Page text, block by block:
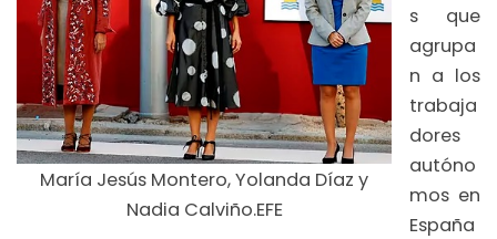
María Jesús Montero, Yolanda Díaz y
Nadia Calviño.EFE
s que
agrupa
n a los
trabaja
dores
autóno
mos en
España